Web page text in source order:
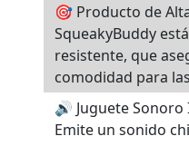
🎯 Producto de
SqueakyBuddy
resistente, que
comodidad para
🔊 Juguete
Emite un sonido